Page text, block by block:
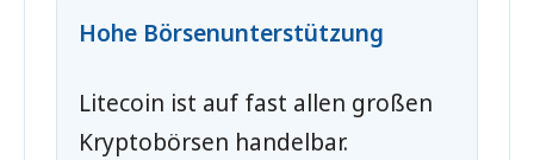
Hohe Börsenunterstützung
Litecoin ist auf fast allen großen
Kryptobörsen handelbar.